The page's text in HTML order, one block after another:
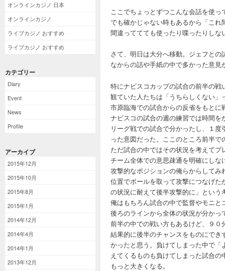
オンラインカジノ 日本
オンラインカジノ
ライブカジノ おすすめ
ライブカジノ おすすめ
カテゴリー
Diary
Event
News
Profile
アーカイブ
2015年12月
2015年10月
2015年8月
2015年1月
2014年12月
2014年4月
2014年1月
2013年12月
ここでちょっとずつこんな会話を使
でも確かじゃない時もあるから「こ
間違っててても使ったり喋ったりし
さて、明日は大分へ移動。ジェフと
なからの話や手紙の中で多かった意見
特にナビスコカップの試合の前半の戦
観ていた人たちは「うちらしくない
市原臨海での試合からの反省をもと
ナビスコの試合の週の練習では時間
リーグ戦での試合で分かったし、１
った意図だった。ここのところ前半
ただ試合の中ではその状況を考えて
チーム全体での意思疎通を明確にしな
攻撃的なポジションの俺らからして
位置でボールを取って攻撃につなげ
の状況に耐えて後半攻撃的に」という
俺はもちろん試合の中で監督やモニ
後ろのラインから全体の状況が分か
前半の中での戦い方もあるけど、９
結果的に後半のチャンスをものにで
かったと思う。負けてしまった中で
えてくるものも負けてしまった試合
もっと大きくなる。